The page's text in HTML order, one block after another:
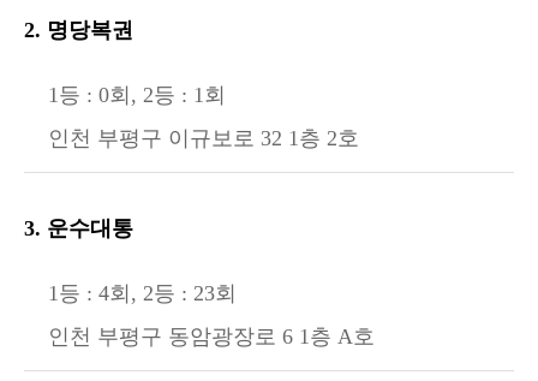
2. 명당복권
1등 : 0회, 2등 : 1회
인천 부평구 이규보로 32 1층 2호
3. 운수대통
1등 : 4회, 2등 : 23회
인천 부평구 동암광장로 6 1층 A호